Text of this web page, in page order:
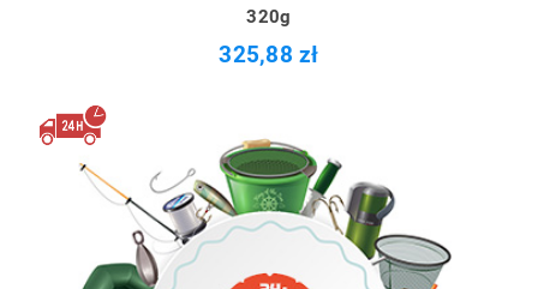
320g
325,88 zł